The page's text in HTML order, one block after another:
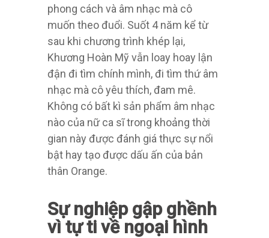
phong cách và âm nhạc mà cô
muốn theo đuổi. Suốt 4 năm kể từ
sau khi chương trình khép lại,
Khương Hoàn Mỹ vẫn loay hoay lận
đận đi tìm chính mình, đi tìm thứ âm
nhạc mà cô yêu thích, đam mê.
Không có bất kì sản phẩm âm nhạc
nào của nữ ca sĩ trong khoảng thời
gian này được đánh giá thực sự nổi
bật hay tạo được dấu ấn của bản
thân Orange.
Sự nghiệp gập ghềnh
vì tự ti về ngoại hình